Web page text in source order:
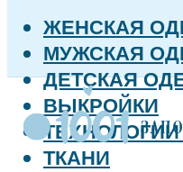
ЖЕНСКАЯ
МУЖСКАЯ
ДЕТСКАЯ
ВЫКРОЙКИ
ТКАНИ